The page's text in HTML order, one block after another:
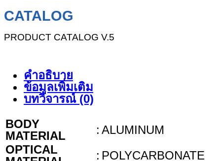
CATALOG
PRODUCT CATALOG V.5
คำอธิบาย
ข้อมูลเพิ่มเติม
บทวิจารณ์ (0)
BODY
MATERIAL
: ALUMINUM
OPTICAL
: POLYCARBONATE